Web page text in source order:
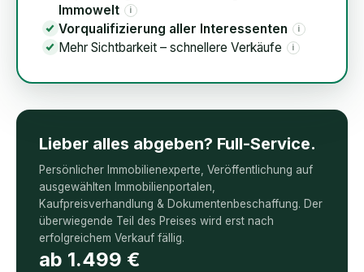
Immowelt
i
Vorqualifizierung aller Interessenten i
Mehr Sichtbarkeit – schnellere Verkäufe i
Lieber alles abgeben? Full-Service.
Persönlicher Immobilienexperte, Veröffentlichung auf
ausgewählten Immobilienportalen,
Kaufpreisverhandlung & Dokumentenbeschaffung. Der
überwiegende Teil des Preises wird erst nach
erfolgreichem Verkauf fällig.
ab 1.499 €